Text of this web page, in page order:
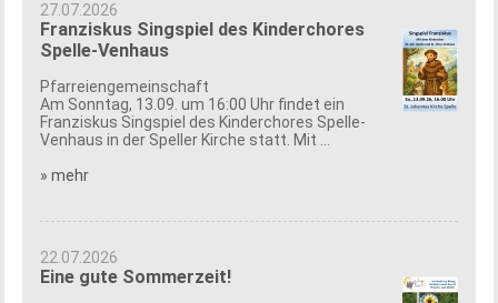
27.07.2026
Franziskus Singspiel des Kinderchores
Spelle-Venhaus
Pfarreiengemeinschaft
Am Sonntag, 13.09. um 16:00 Uhr findet ein
Franziskus Singspiel des Kinderchores Spelle-
Venhaus in der Speller Kirche statt. Mit ...
» mehr
22.07.2026
Eine gute Sommerzeit!